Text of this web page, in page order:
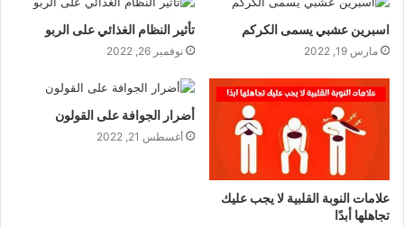
اسبرين عشبي يسمى الكركم
مارس 19, 2022
تأثير النظام الغذائي على الربو
نوفمبر 26, 2022
علامات النوبة القلبية لا يجب عليك
تجاهلها أبدًا
أضرار الجوافة على القولون
أغسطس 21, 2022